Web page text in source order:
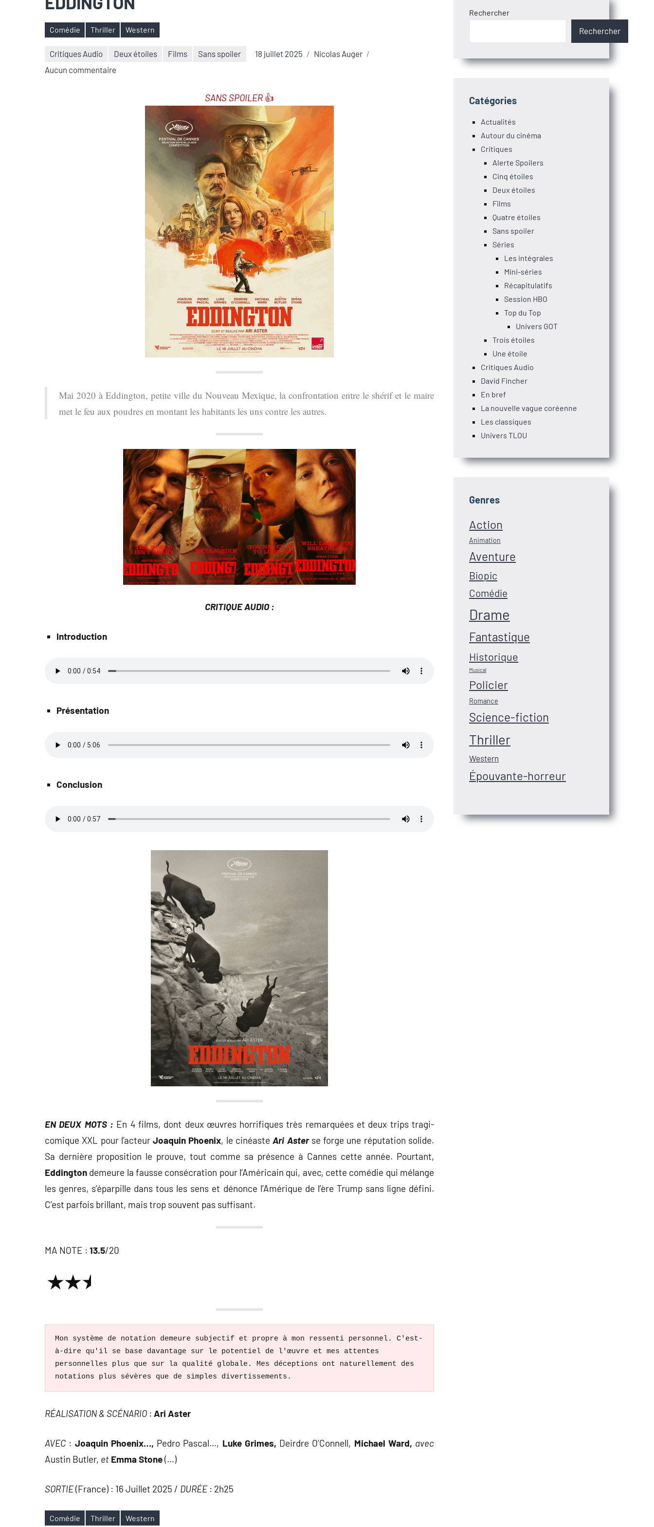
Étiquettes
Comédie Thriller Western
Critiques Audio Deux étoiles Films Sans spoiler 18 juillet 2025
Nicolas Auger
Aucun commentaire
Mai 2020 à Eddington, petite ville du Nouveau Mexique, la confrontation entre le shérif et le maire
met le feu aux poudres en montant les habitants les uns contre les autres.
CRITIQUE AUDIO :
Introduction
Présentation
Conclusion
EN DEUX MOTS : En 4 films, dont deux œuvres horrifiques très remarquées et deux trips tragi-
comique XXL pour l’acteurJoaquin Phoenix, le cinéasteAri Asterse forge une réputation solide.
Sa dernière proposition le prouve, tout comme sa présence à Cannes cette année. Pourtant,
Eddington demeure la fausse consécration pour l’Américain qui, avec, cette comédie qui mélange
les genres, s’éparpille dans tous les sens et dénonce l’Amérique de l’ère Trump sans ligne défini.
C’est parfois brillant, mais trop souvent pas suffisant.
MA NOTE : 13.5/20
Mon système de notation demeure subjectif et propre à mon ressenti personnel. C'est-
à-dire qu'il se base davantage sur le potentiel de l'œuvre et mes attentes
personnelles plus que sur la qualité globale. Mes déceptions ont naturellement des
notations plus sévères que de simples divertissements.
RÉALISATION & SCÉNARIO : Ari Aster
AVEC : Joaquin Phoenix…, Pedro Pascal…, Luke Grimes, Deirdre O’Connell, Michael Ward, avec
Austin Butler, et Emma Stone(…)
SORTIE(France) : 16 Juillet 2025 / DURÉE : 2h25
Étiquettes
Comédie Thriller Western
Rechercher
Rechercher
Catégories
Actualités
Autour du cinéma
Critiques
Alerte Spoilers
Cinq étoiles
Deux étoiles
Films
Quatre étoiles
Sans spoiler
Séries
Les intégrales
Mini-séries
Récapitulatifs
Session HBO
Top du Top
Univers GOT
Trois étoiles
Une étoile
Critiques Audio
David Fincher
En bref
La nouvelle vague coréenne
Les classiques
Univers TLOU
Genres
Action
Animation
Aventure
Biopic
Comédie
Drame
Fantastique
Historique
Musical
Policier
Romance
Science-fiction
Thriller
Western
Épouvante-horreur